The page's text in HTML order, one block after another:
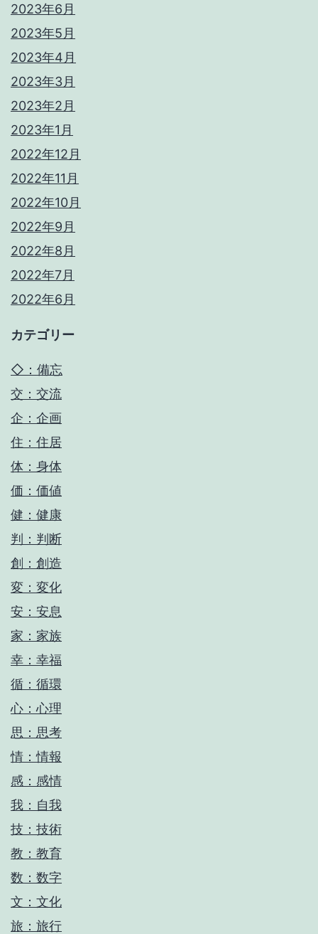
2023年6月
2023年5月
2023年4月
2023年3月
2023年2月
2023年1月
2022年12月
2022年11月
2022年10月
2022年9月
2022年8月
2022年7月
2022年6月
カテゴリー
◇：備忘
交：交流
企：企画
住：住居
体：身体
価：価値
健：健康
判：判断
創：創造
変：変化
安：安息
家：家族
幸：幸福
循：循環
心：心理
思：思考
情：情報
感：感情
我：自我
技：技術
教：教育
数：数字
文：文化
旅：旅行